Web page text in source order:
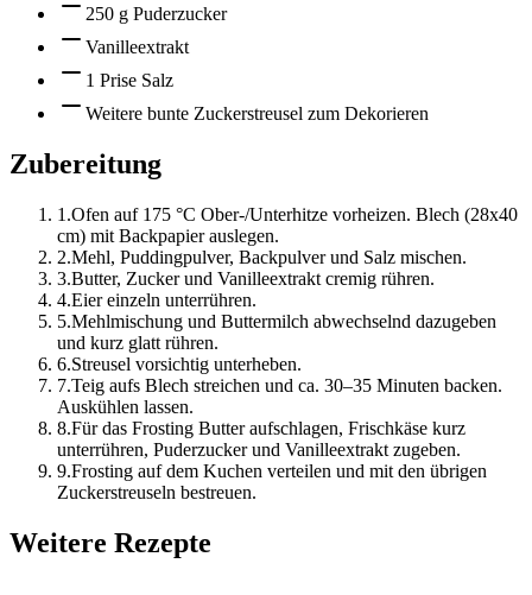
250 g Puderzucker
Vanilleextrakt
1 Prise Salz
Weitere bunte Zuckerstreusel zum Dekorieren
Zubereitung
1 .Ofen auf 175 °C Ober-/Unterhitze vorheizen. Blech (28x40
cm) mit Backpapier auslegen.
2.Mehl, Puddingpulver, Backpulver und Salz mischen.
3.Butter, Zucker und Vanilleextrakt cremig rühren.
4.Eier einzeln unterrühren.
5.Mehlmischung und Buttermilch abwechselnd dazugeben
und kurz glatt rühren.
6.Streusel vorsichtig unterheben.
7.Teig aufs Blech streichen und ca. 30–35 Minuten backen.
Auskühlen lassen.
8.Für das Frosting Butter aufschlagen, Frischkäse kurz
unterrühren, Puderzucker und Vanilleextrakt zugeben.
9.Frosting auf dem Kuchen verteilen und mit den übrigen
Zuckerstreuseln bestreuen.
Weitere Rezepte